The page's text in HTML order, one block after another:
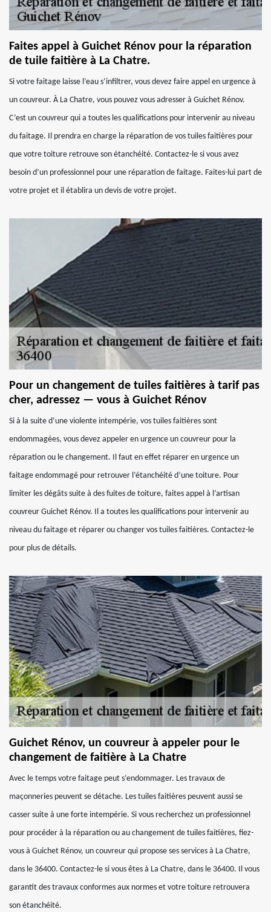
Faites appel à Guichet Rénov pour la réparation
de tuile faitière à La Chatre.
Si votre faitage laisse l’eau s’infiltrer, vous devez faire appel en urgence à
un couvreur. À La Chatre, vous pouvez vous adresser à Guichet Rénov.
C’est un couvreur qui a toutes les qualifications pour intervenir au niveau
du faitage. Il prendra en charge la réparation de vos tuiles faitières pour
que votre toiture retrouve son étanchéité. Contactez-le si vous avez
besoin d’un professionnel pour une réparation de faitage. Faites-lui part de
votre projet et il établira un devis de votre projet.
Pour un changement de tuiles faitières à tarif pas
cher, adressez — vous à Guichet Rénov
Si à la suite d’une violente intempérie, vos tuiles faitières sont
endommagées, vous devez appeler en urgence un couvreur pour la
réparation ou le changement. Il faut en effet réparer en urgence un
faitage endommagé pour retrouver l’étanchéité d’une toiture. Pour
limiter les dégâts suite à des fuites de toiture, faites appel à l’artisan
couvreur Guichet Rénov. Il a toutes les qualifications pour intervenir au
niveau du faitage et réparer ou changer vos tuiles faitières. Contactez-le
pour plus de détails.
Guichet Rénov, un couvreur à appeler pour le
changement de faitière à La Chatre
Avec le temps votre faitage peut s’endommager. Les travaux de
maçonneries peuvent se détache. Les tuiles faitières peuvent aussi se
casser suite à une forte intempérie. Si vous recherchez un professionnel
pour procéder à la réparation ou au changement de tuiles faitières, fiez-
vous à Guichet Rénov, un couvreur qui propose ses services à La Chatre,
dans le 36400. Contactez-le si vous êtes à La Chatre, dans le 36400. Il vous
garantit des travaux conformes aux normes et votre toiture retrouvera
son étanchéité.